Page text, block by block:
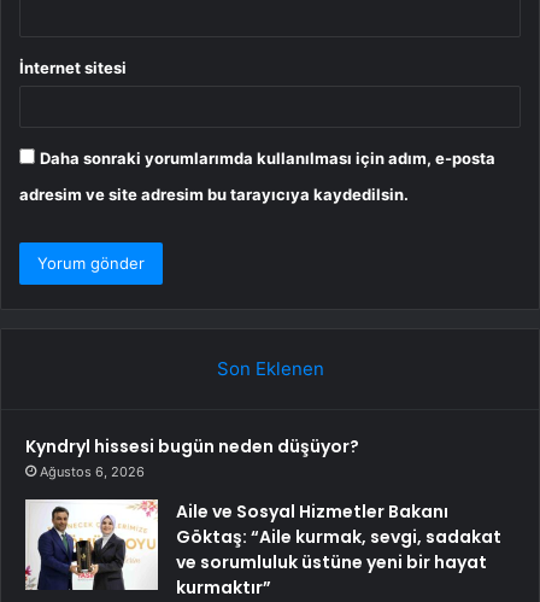
İnternet sitesi
Daha sonraki yorumlarımda kullanılması için adım, e-posta
adresim ve site adresim bu tarayıcıya kaydedilsin.
Son Eklenen
Kyndryl hissesi bugün neden düşüyor?
Ağustos 6, 2026
Aile ve Sosyal Hizmetler Bakanı
Göktaş: “Aile kurmak, sevgi, sadakat
ve sorumluluk üstüne yeni bir hayat
kurmaktır”